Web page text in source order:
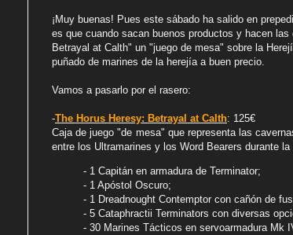
¡Muy buenas! Pues este sábado ha salido en
es que cuando sacan buenos productos y hacen
Betrayal at Calth" un "juego de mesa" sobre la
puñado de marines de la herejía a buen precio.
Vamos a pasarlo por el rasero:
-The Horus Heresy: Betrayal at Calth: 125€
Caja de juego "de mesa" que representa las
entre los Ultramarines y los Word Bearers durante
- 1 Capitán en armadura de Terminator;
- 1 Apóstol Oscuro;
- 1 Dreadnought Contemptor con cañón de
- 5 Cataphractii Terminators con diversas
- 30 Marines Tácticos en servoarmadura Mk